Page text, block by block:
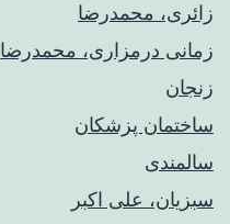
زائری، محمدرضا
زمانی درمزاری، محمدرضا
زنجان
ساختمان پزشکان
سالمندی
سبزیان، علی اکبر